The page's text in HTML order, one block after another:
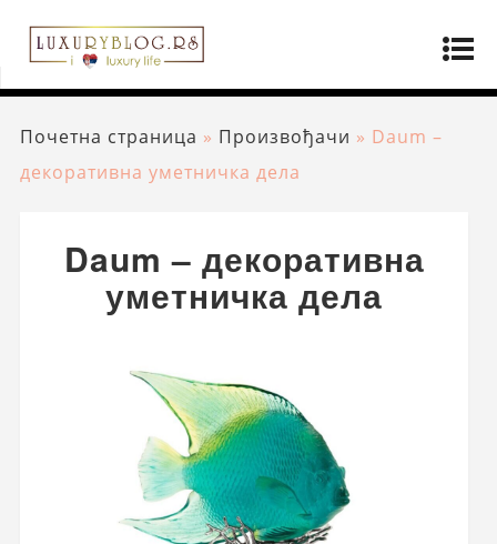
Почетна страница » Произвођачи » Daum –
декоративна уметничка дела
Daum – декоративна
уметничка дела